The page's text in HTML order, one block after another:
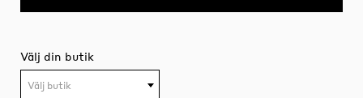
Välj din butik
Välj butik